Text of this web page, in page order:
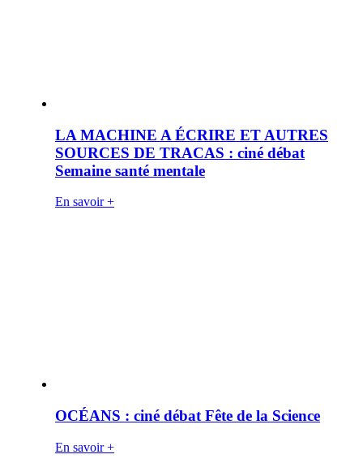
LA MACHINE A ÉCRIRE ET AUTRES
SOURCES DE TRACAS : ciné débat
Semaine santé mentale
En savoir +
OCÉANS : ciné débat Fête de la Science
En savoir +